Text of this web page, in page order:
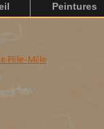
Peintures